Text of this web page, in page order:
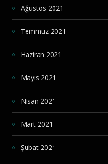
Ağustos 2021
Temmuz 2021
Haziran 2021
Mayıs 2021
Nisan 2021
Mart 2021
Şubat 2021